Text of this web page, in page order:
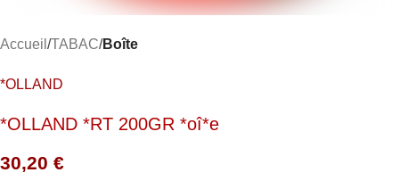
Accueil TABAC Boîte
*OLLAND
*OLLAND *RT 200GR *oî*e
30,20 €